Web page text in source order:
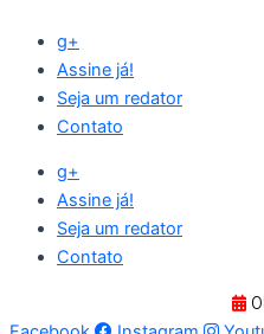
para
conteúdo
g+
Assine já!
Seja um redator
Contato
g+
Assine já!
Seja um redator
Contato